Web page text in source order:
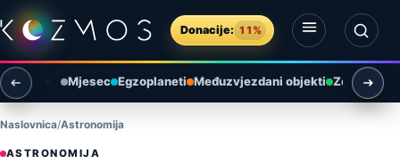
Preskoči na sadržaj
Donacije: 11%
Otvori izbornik
Otvori pretragu
Mjesec Egzoplaneti Međuzvjezdani objekti Zemlja i
Naslovnica Astronomija
ASTRONOMIJA